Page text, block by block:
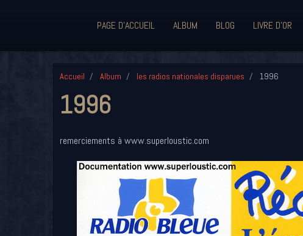
PAGE D'ACCUEIL ALBUM BLOG LIVRE D'OR
Accueil Album les radios nationales disparues 1996
1996
remerciements à www.superloustic.com